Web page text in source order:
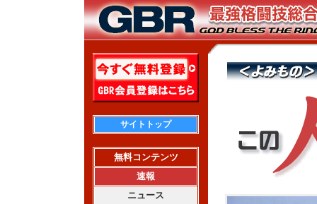
サイトトップ
無料コンテンツ
速報
ニュース